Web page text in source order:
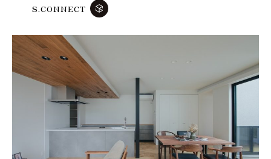
HOME
CONCEPT
エスコネについて
施工実績
S.CONNECT